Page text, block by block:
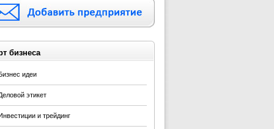
бизнеса
идеи
этикет
и трейдинг